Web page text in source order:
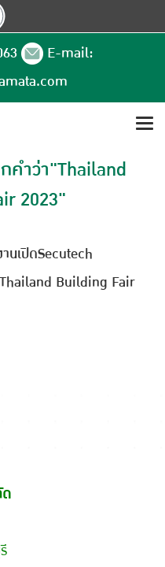
E-mail:
คำว่า"Thailand
2023"
นเปิดSecutech
Building Fair